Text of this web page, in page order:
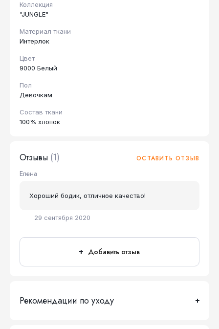
Коллекция
"JUNGLE"
Материал ткани
Интерлок
Цвет
9000 Белый
Пол
Девочкам
Состав ткани
100% хлопок
Отзывы (1) ОСТАВИТЬ ОТЗЫВ
Елена
29 сентября 2020
Хороший бодик, отличное качество!
Добавить отзыв
Рекомендации по уходу